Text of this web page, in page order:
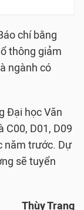
chí bằng
thông giảm
ngành có
Đại học Văn
C00, D01, D09
năm trước. Dự
sẽ tuyển
Thùy Trang